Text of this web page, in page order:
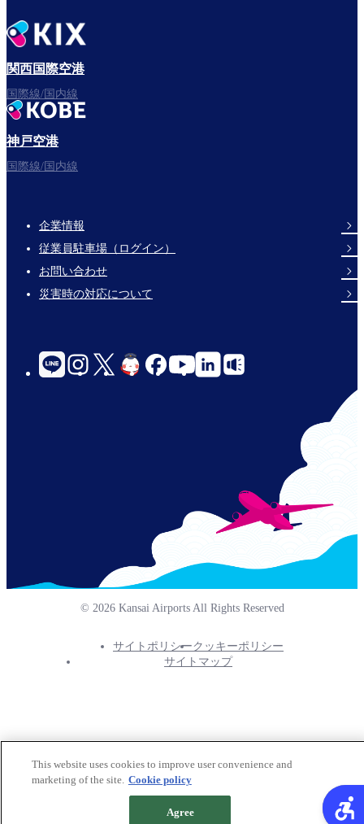
関西国際空港
国際線/国内線
神戸空港
国際線/国内線
Footer
Links
企業情報
従業員駐車場（ログイン）
お問い合わせ
災害時の対応について
social-
links-
© 2026 Kansai Airports All Rights Reserved
サイトポリシークッキーポリシー
サイトマップ
This website uses cookies to improve user convenience and
marketing of the site. Cookie policy
Agree